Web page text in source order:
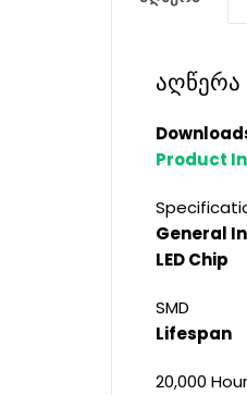
აღწერა
Product
General
LED Chip
SMD
Lifespan
20,000